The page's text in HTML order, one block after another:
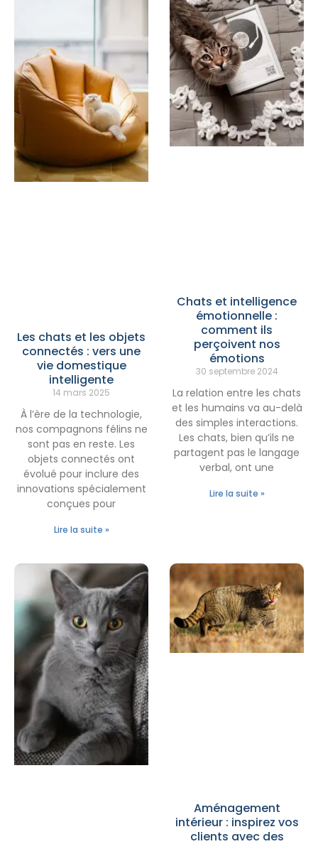
Les chats et les objets
connectés : vers une
vie domestique
intelligente
14 mars 2025
À l’ère de la technologie,
nos compagnons félins ne
sont pas en reste. Les
objets connectés ont
évolué pour inclure des
innovations spécialement
conçues pour
Lire la suite »
Chats et intelligence
émotionnelle :
comment ils
perçoivent nos
émotions
30 septembre 2024
La relation entre les chats
et les humains va au-delà
des simples interactions.
Les chats, bien qu’ils ne
partagent pas le langage
verbal, ont une
Lire la suite »
Aménagement
intérieur : inspirez vos
clients avec des